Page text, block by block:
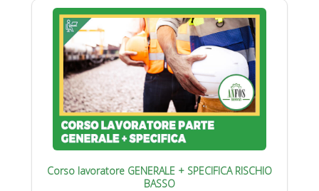
Corso lavoratore GENERALE + SPECIFICA RISCHIO
BASSO